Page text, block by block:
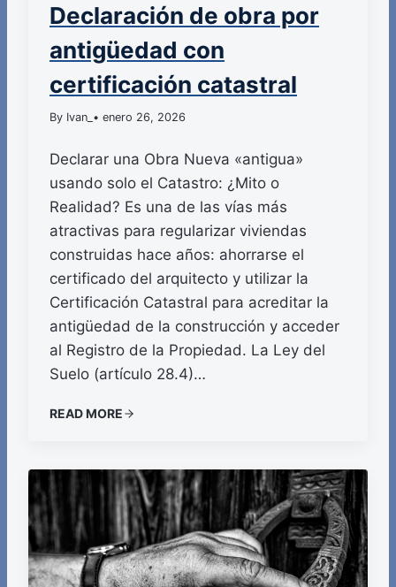
Declaración de obra por
antigüedad con
certificación catastral
By Ivan_ • enero 26, 2026
Declarar una Obra Nueva «antigua»
usando solo el Catastro: ¿Mito o
Realidad? Es una de las vías más
atractivas para regularizar viviendas
construidas hace años: ahorrarse el
certificado del arquitecto y utilizar la
Certificación Catastral para acreditar la
antigüedad de la construcción y acceder
al Registro de la Propiedad. La Ley del
Suelo (artículo 28.4)…
READ MORE